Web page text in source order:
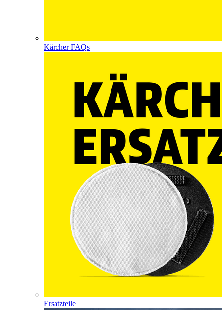
Kärcher FAQs
Ersatzteile